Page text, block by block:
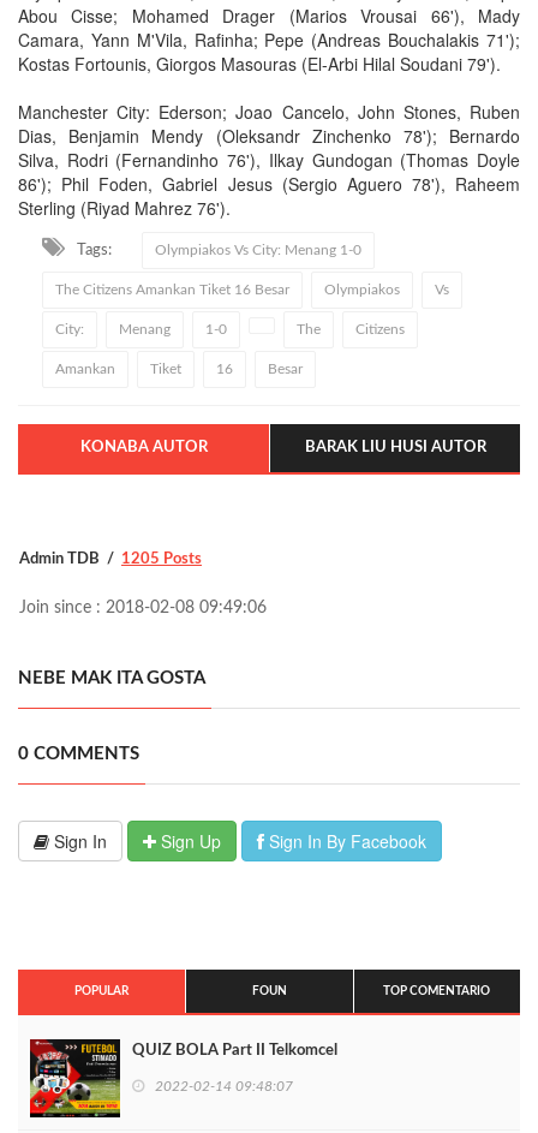
Abou Cisse; Mohamed Drager (Marios Vrousai 66'), Mady
Camara, Yann M'Vila, Rafinha; Pepe (Andreas Bouchalakis 71');
Kostas Fortounis, Giorgos Masouras (El-Arbi Hilal Soudani 79').
Manchester City: Ederson; Joao Cancelo, John Stones, Ruben
Dias, Benjamin Mendy (Oleksandr Zinchenko 78'); Bernardo
Silva, Rodri (Fernandinho 76'), Ilkay Gundogan (Thomas Doyle
86'); Phil Foden, Gabriel Jesus (Sergio Aguero 78'), Raheem
Sterling (Riyad Mahrez 76').
Tags: Olympiakos Vs City: Menang 1-0
The Citizens Amankan Tiket 16 Besar Olympiakos Vs
City: Menang 1-0 The Citizens
Amankan Tiket 16 Besar
KONABA AUTOR BARAK LIU HUSI AUTOR
Admin TDB 1205 Posts
Join since : 2018-02-08 09:49:06
NEBE MAK ITA GOSTA
0 COMMENTS
Sign In Sign Up Sign In By Facebook
POPULAR FOUN TOP COMENTARIO
QUIZ BOLA Part II Telkomcel
2022-02-14 09:48:07